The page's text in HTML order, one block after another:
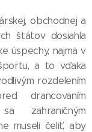
obchodnej a
štátov dosiahla
úspechy, najmä v
a to vďaka
rozdelením
drancovaním
zahraničným
museli čeliť, aby